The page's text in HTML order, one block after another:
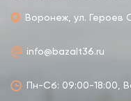
Воронеж, ул. Героев
info@bazalt36.ru
Пн-Сб: 09:00-18:00,